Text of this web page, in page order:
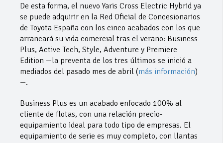
De esta forma, el nuevo Yaris Cross Electric Hybrid ya
se puede adquirir en la Red Oficial de Concesionarios
de Toyota España con los cinco acabados con los que
arrancará su vida comercial tras el verano: Business
Plus, Active Tech, Style, Adventure y Premiere
Edition —la preventa de los tres últimos se inició a
mediados del pasado mes de abril (más información)
—.
Business Plus es un acabado enfocado 100% al
cliente de flotas, con una relación precio-
equipamiento ideal para todo tipo de empresas. El
equipamiento de serie es muy completo, con llantas